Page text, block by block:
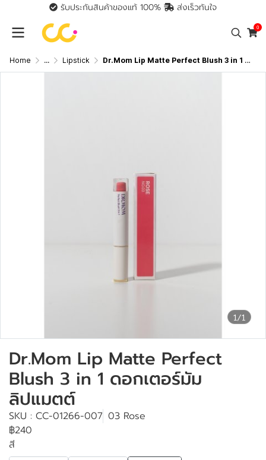
รับประกันสินค้าของแท้ 100% ส่งเร็วทันใจ
0
Home ... Lipstick Dr.Mom Lip Matte Perfect Blush 3 in 1 ดอกเตอร์มัม ลิปแมตต์
1/1
Dr.Mom Lip Matte Perfect
Blush 3 in 1 ดอกเตอร์มัม
ลิปแมตต์
SKU : CC-01266-007 03 Rose
฿240
สี